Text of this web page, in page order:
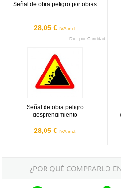
Señal de obra peligro por obras
28,05 € IVA incl.
Dto. por Cantidad
Señal de obra peligro
desprendimiento
28,05 € IVA incl.
¿POR QUÉ COMPRARLO